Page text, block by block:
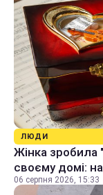
ЛЮДИ
Жінка зробила
своєму домі:
06 серпня 2026, 15:33